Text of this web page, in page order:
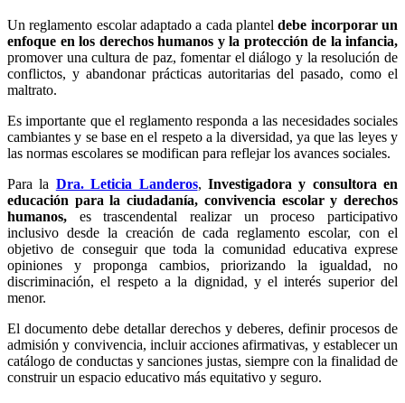
Un reglamento escolar adaptado a cada planteldebe incorporar un
enfoque en los derechos humanos y la protección de la infancia,
promover una cultura de paz, fomentar el diálogo y la resolución de
conflictos, y abandonar prácticas autoritarias del pasado, como el
maltrato.
Es importante que el reglamento responda a las necesidades sociales
cambiantes y se base en el respeto a la diversidad, ya que las leyes y
las normas escolares se modifican para reflejar los avances sociales.
Para la Dra. Leticia Landeros, Investigadora y consultora en
educación para la ciudadanía, convivencia escolar y derechos
humanos, es trascendental realizar un proceso participativo
inclusivo desde la creación de cada reglamento escolar, con el
objetivo de conseguir que toda la comunidad educativa exprese
opiniones y proponga cambios, priorizando la igualdad, no
discriminación, el respeto a la dignidad, y el interés superior del
menor.
El documento debe detallar derechos y deberes, definir procesos de
admisión y convivencia, incluir acciones afirmativas, y establecer un
catálogo de conductas y sanciones justas, siempre con la finalidad de
construir un espacio educativo más equitativo y seguro.